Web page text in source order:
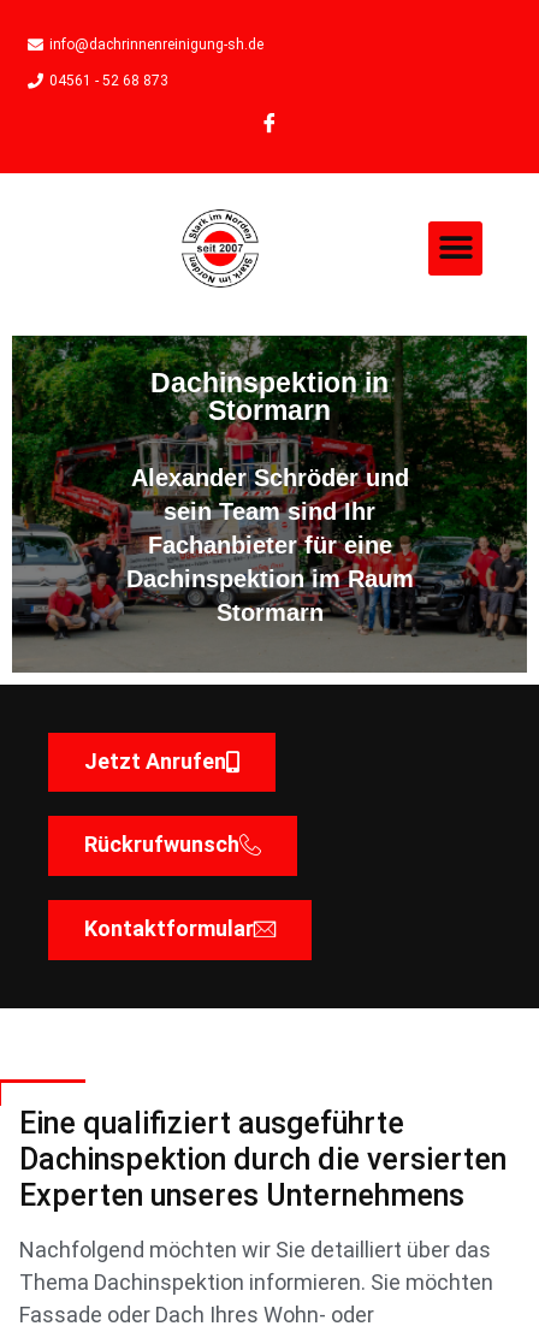
info@dachrinnenreinigung-sh.de
04561 - 52 68 873
Dachinspektion in
Stormarn
Alexander Schröder und
sein Team sind Ihr
Fachanbieter für eine
Dachinspektion im Raum
Stormarn
Jetzt Anrufen
Rückrufwunsch
Kontaktformular
Eine qualifiziert ausgeführte
Dachinspektion durch die versierten
Experten unseres Unternehmens
Nachfolgend möchten wir Sie detailliert über das
Thema Dachinspektion informieren. Sie möchten
Fassade oder Dach Ihres Wohn- oder